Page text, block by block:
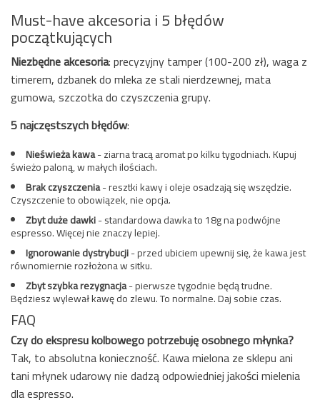
Must-have akcesoria i 5 błędów
początkujących
Niezbędne akcesoria: precyzyjny tamper (100-200 zł), waga z
timerem, dzbanek do mleka ze stali nierdzewnej, mata
gumowa, szczotka do czyszczenia grupy.
5 najczęstszych błędów:
Nieświeża kawa- ziarna tracą aromat po kilku tygodniach. Kupuj
świeżo paloną, w małych ilościach.
Brak czyszczenia- resztki kawy i oleje osadzają się wszędzie.
Czyszczenie to obowiązek, nie opcja.
Zbyt duże dawki- standardowa dawka to 18g na podwójne
espresso. Więcej nie znaczy lepiej.
Ignorowanie dystrybucji- przed ubiciem upewnij się, że kawa jest
równomiernie rozłożona w sitku.
Zbyt szybka rezygnacja- pierwsze tygodnie będą trudne.
Będziesz wylewał kawę do zlewu. To normalne. Daj sobie czas.
FAQ
Czy do ekspresu kolbowego potrzebuję osobnego młynka?
Tak, to absolutna konieczność. Kawa mielona ze sklepu ani
tani młynek udarowy nie dadzą odpowiedniej jakości mielenia
dla espresso.